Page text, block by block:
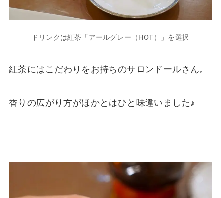
ドリンクは紅茶「アールグレー（HOT）」を選択
紅茶にはこだわりをお持ちのサロンドールさん。
香りの広がり方がほかとはひと味違いました♪